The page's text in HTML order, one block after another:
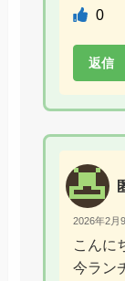
0
返信
2026年2月
こんに
今ラン